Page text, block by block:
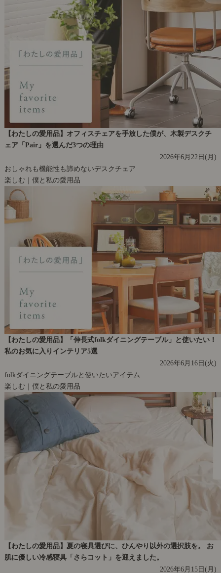
【わたしの愛用品】オフィスチェアを手放した僕が、木製デスクチ
ェア「Pair」を選んだ3つの理由
2026年6月22日(月)
おしゃれも機能性も諦めないデスクチェア
楽しむ｜僕と私の愛用品
【わたしの愛用品】「伸長式folkダイニングテーブル」と使いたい！
私のお気に入りインテリア5選
2026年6月16日(火)
folkダイニングテーブルと使いたいアイテム
楽しむ｜僕と私の愛用品
【わたしの愛用品】夏の寝具選びに、ひんやり以外の選択肢を。 お
肌に優しい冷感寝具「さらコット」を迎えました。
2026年6月15日(月)